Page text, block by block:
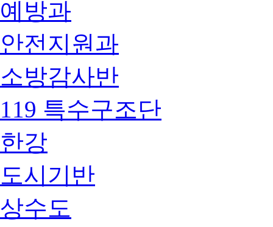
예방과
안전지원과
소방감사반
119 특수구조단
한강
도시기반
상수도